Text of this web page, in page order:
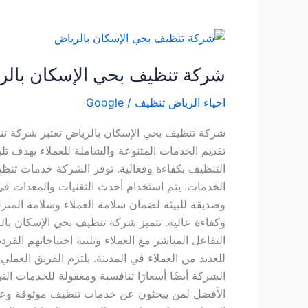
شركة تنظيف بحي الإسكان
احياء الرياض تنظيف /
Google
شركة تنظيف بحي الإسكان بالرياض تعتبر شركة
تقديم الخدمات المتنوعة والشاملة للعملاء بهدف
التنظيف بكفاءة وفعالية. توفر الشركة خدمات
الخدمات. يتم استخدام أحدث التقنيات
وصديقة للبيئة لضمان سلامة العملاء وسلامة
وكفاءة عالية. تتميز شركة تنظيف بحي الإسكان
التفاعل المباشر مع العملاء وتلبية
للعديد من العملاء في المدينة. يلتزم الفريق
الشركة أيضًا أسعارًا تنافسية ومعقولة للخدمات
الأفضل لمن يبحثون عن خدمات تنظيف موثوقة
شركة
بحي
الإسكان
بالرياض